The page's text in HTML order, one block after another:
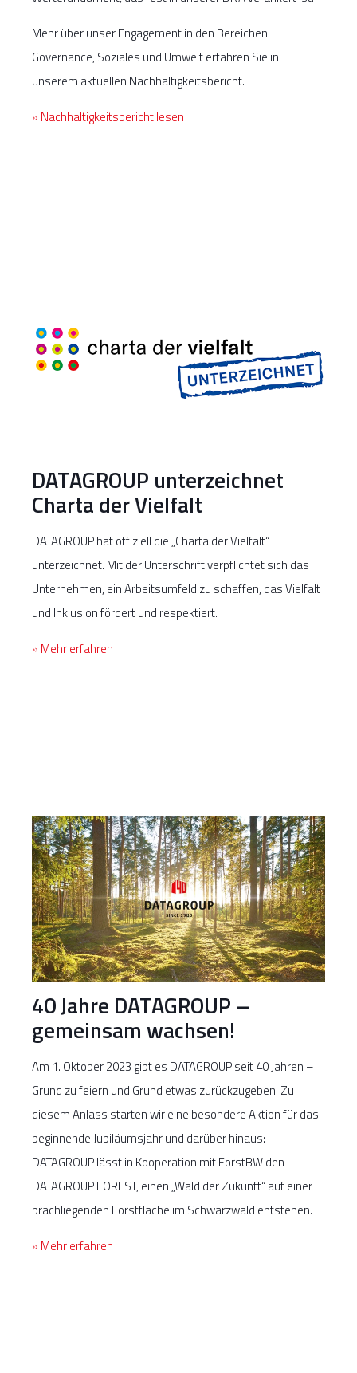
Mehr über unser Engagement in den Bereichen
Governance, Soziales und Umwelt erfahren Sie in
unserem aktuellen Nachhaltigkeitsbericht.
» Nachhaltigkeitsbericht lesen
DATAGROUP unterzeichnet
Charta der Vielfalt
DATAGROUP hat offiziell die „Charta der Vielfalt“
unterzeichnet. Mit der Unterschrift verpflichtet sich das
Unternehmen, ein Arbeitsumfeld zu schaffen, das Vielfalt
und Inklusion fördert und respektiert.
» Mehr erfahren
40 Jahre DATAGROUP –
gemeinsam wachsen!
Am 1. Oktober 2023 gibt es DATAGROUP seit 40 Jahren –
Grund zu feiern und Grund etwas zurückzugeben. Zu
diesem Anlass starten wir eine besondere Aktion für das
beginnende Jubiläumsjahr und darüber hinaus:
DATAGROUP lässt in Kooperation mit ForstBW den
DATAGROUP FOREST, einen „Wald der Zukunft“ auf einer
brachliegenden Forstfläche im Schwarzwald entstehen.
» Mehr erfahren